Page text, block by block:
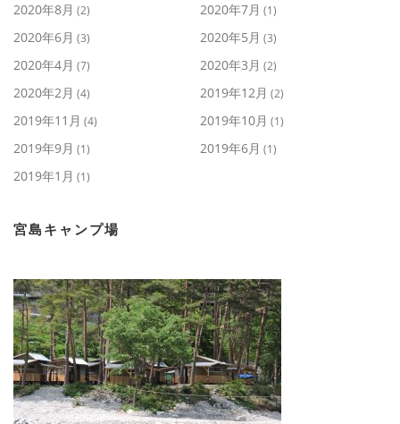
2020年8月 (2) 2020年7月 (1)
2020年6月 (3) 2020年5月 (3)
2020年4月 (7) 2020年3月 (2)
2020年2月 (4) 2019年12月 (2)
2019年11月 (4) 2019年10月 (1)
2019年9月 (1) 2019年6月 (1)
2019年1月 (1)
宮島キャンプ場